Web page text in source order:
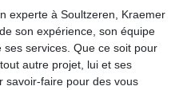
experte à Soultzeren, Kraemer
son expérience, son équipe
services. Que ce soit pour
autre projet, lui et ses
faire pour des vous